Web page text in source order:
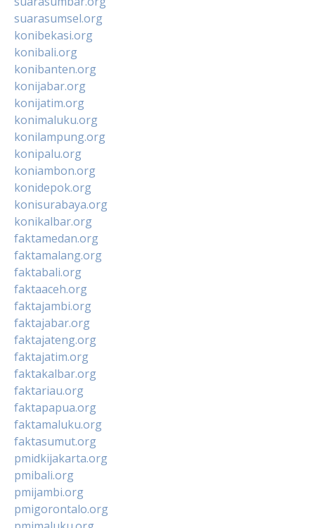
suarasumsel.org
konibekasi.org
konibali.org
konibanten.org
konijabar.org
konijatim.org
konimaluku.org
konilampung.org
konipalu.org
koniambon.org
konidepok.org
konisurabaya.org
konikalbar.org
faktamedan.org
faktamalang.org
faktabali.org
faktaaceh.org
faktajambi.org
faktajabar.org
faktajateng.org
faktajatim.org
faktakalbar.org
faktariau.org
faktapapua.org
faktamaluku.org
faktasumut.org
pmidkijakarta.org
pmibali.org
pmijambi.org
pmigorontalo.org